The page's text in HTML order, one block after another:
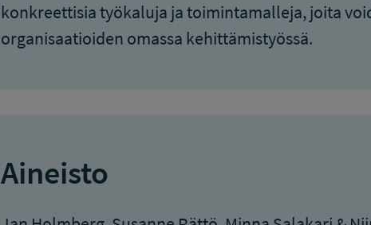
konkreettisia työkaluja ja toimintamalleja, joita
organisaatioiden omassa kehittämistyössä.
Aineisto